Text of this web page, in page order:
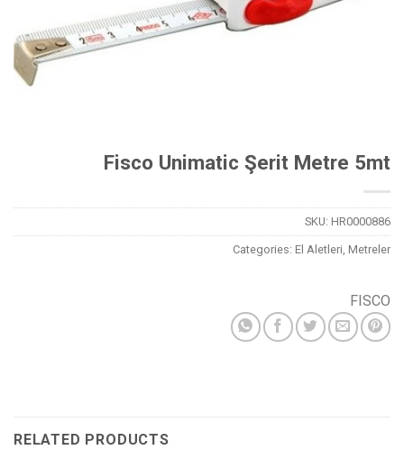
Fisco Unimatic Şerit Metre 5mt
SKU: HR0000886
Categories: El Aletleri, Metreler
FISCO
RELATED PRODUCTS